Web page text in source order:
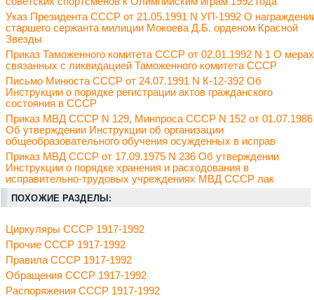
Указ Президента СССР от 21.05.1991 N УП-1992 О
старшего сержанта милиции Мокоева Д.Б. орденом Красной
Звезды
Приказ Таможенного комитета СССР от 02.01.1992 N 1 О
связанных с ликвидацией Таможенного комитета СССР
Письмо Минюста СССР от 24.07.1991 N К-12-392 Об
Инструкции о порядке регистрации актов гражданского
состояния в СССР
Приказ МВД СССР N 129, Минпроса СССР N 152 от 01.07.1986
Об утверждении Инструкции об организации
общеобразовательного обучения осужденных в исправ
Приказ МВД СССР от 17.09.1975 N 236 Об утверждении
Инструкции о порядке хранения и расходования в
исправительно-трудовых учреждениях МВД СССР лак
ПОХОЖИЕ РАЗДЕЛЫ:
Циркуляры СССР 1917-1992
Прочие СССР 1917-1992
Правила СССР 1917-1992
Обращения СССР 1917-1992
Распоряжения СССР 1917-1992